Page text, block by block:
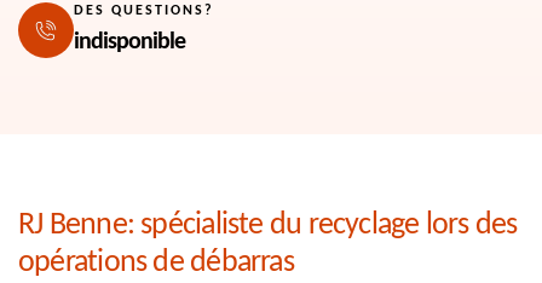
DES QUESTIONS?
indisponible
RJ Benne: spécialiste du recyclage lors des
opérations de débarras